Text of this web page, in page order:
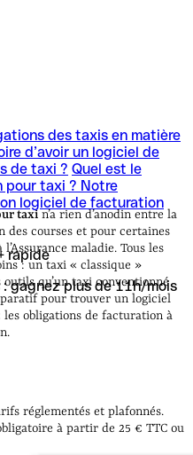
des taxis en matière
d’avoir un logiciel de
de taxi ? Quel est le
pour taxi ? Notre
logiciel de facturation
rapide
gagnez plus de 11h/mois
des taxis en matière
d’avoir un logiciel de
de taxi ? Quel est le
taxi ? Notre
logiciel de facturation
taxi n’a rien d’anodin entre la
des courses et pour certaines
maladie. Tous les
: un taxi « classique »
qu’un taxi conventionné
pour trouver un logiciel
obligations de facturation à
réglementés et plafonnés.
à partir de 25 € TTC ou